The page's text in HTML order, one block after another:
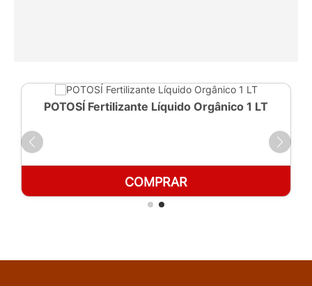
POTOSÍ Fertilizante Líquido Orgânico 1 LT
COMPRAR